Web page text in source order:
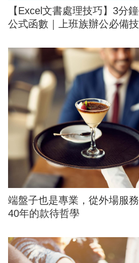
【Excel文書處理技巧】3分
公式函數｜上班族辦公必備
端盤子也是專業，從外場服
40年的款待哲學